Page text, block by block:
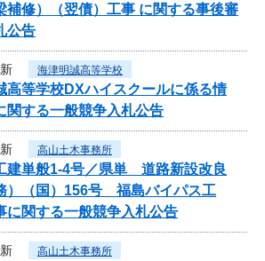
補修）（翌債）工事 に関する事後審
公告
海津明誠高等学校
高等学校DXハイスクールに係る情
関する一般競争入札公告
高山土木事務所
建単般1-4号／県単 道路新設改良
）（国）156号 福島バイパス工
関する一般競争入札公告
高山土木事務所